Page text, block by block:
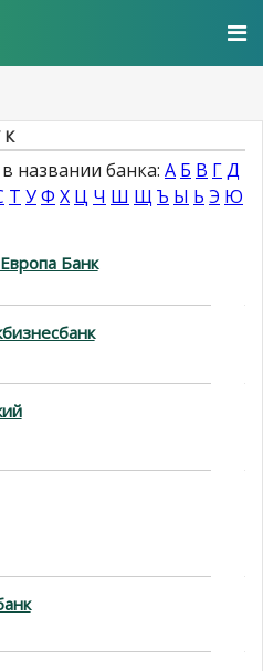
К
названии банка: А Б В ГД
Т УФ Х Ц Ч Ш Щ Ъ Ы Ь Э Ю
Банк